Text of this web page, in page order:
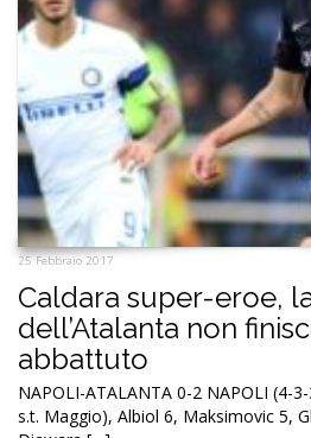
25 Febbraio 2017
Caldara super-eroe,
dell’Atalanta non
abbattuto
NAPOLI-ATALANTA 0-2 NAPOLI (4-
s.t. Maggio), Albiol 6, Maksimovic 5,